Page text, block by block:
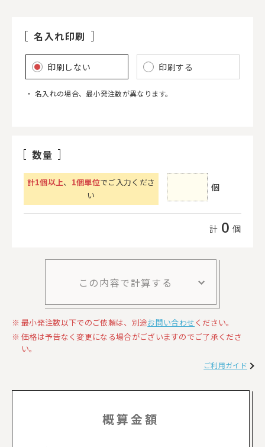
名入れ印刷
印刷しない 印刷する
名入れの場合、最小発注数が異なります。
数量
計1個以上、 1個単位でご入力くださ
い
個
計 0 個
この内容で計算する
最小発注数以下でのご依頼は、別途お問い合わせください。
価格は予告なく変更になる場合がございますのでご了承くださ
い。
ご利用ガイド
概算金額